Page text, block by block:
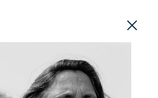
EN
ROTEIROS CONTACTOS